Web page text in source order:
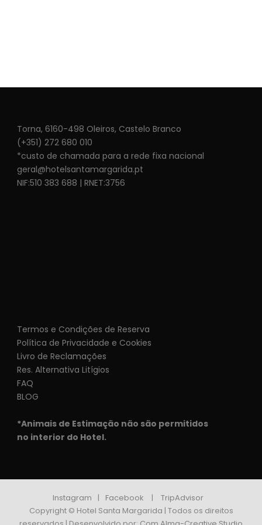
Torna, 6160-498 Oleiros, Castelo Branco
(+351) 272 680 010
*custo de chamada para a rede fixa nacional
geral@hotelsantamargarida.pt
NIF:510 383 688 | RNET:3756
Termos e Condições de Reserva
Política de Privacidade e Cookies
Livro de Reclamações
Res. Alternativa Litígios
FAQ
BLOG
*Animais de Estimação não são permitidos
no interior do Hotel.
Instagram | Facebook |
TripAdvisor
Copyright © Hotel Santa Margarida | Todos os direitos